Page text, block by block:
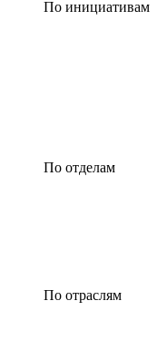
По инициативам
По отделам
По отраслям